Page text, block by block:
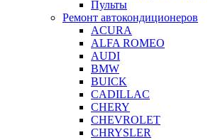
Пульты
Ремонт автокондиционеров
ACURA
ALFA ROMEO
AUDI
BMW
BUICK
CADILLAC
CHERY
CHEVROLET
CHRYSLER